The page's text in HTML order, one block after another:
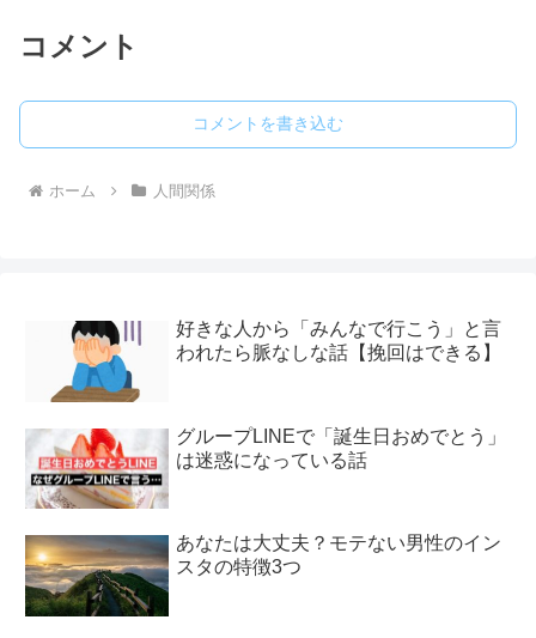
コメント
コメントを書き込む
ホーム 人間関係
好きな人から「みんなで行こう」と言
われたら脈なしな話【挽回はできる】
グループLINEで「誕生日おめでとう」
は迷惑になっている話
あなたは大丈夫？モテない男性のイン
スタの特徴3つ